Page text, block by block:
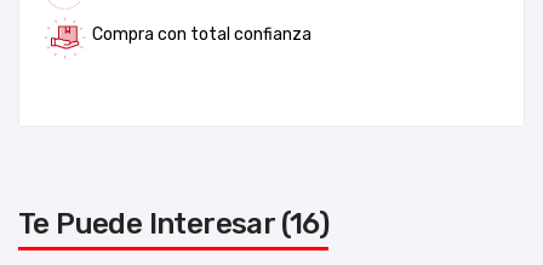
Compra con total confianza
Te Puede Interesar (16)